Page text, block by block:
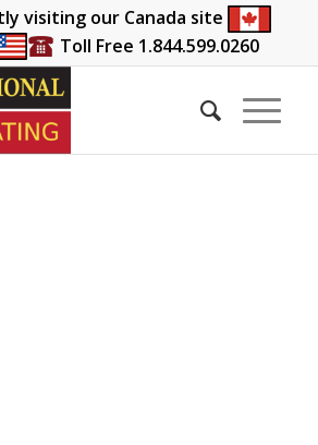
visiting our Canada site
Toll Free 1.844.599.0260